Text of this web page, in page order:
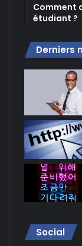
Comment
étudiant ?
Derniers
Social